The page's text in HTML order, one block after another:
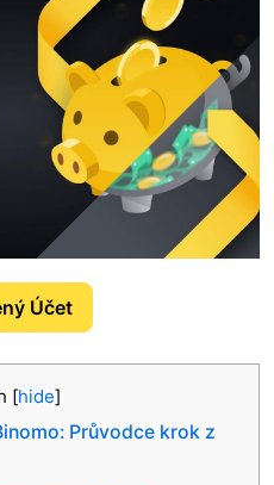
Účet
[hide]
Průvodce krok z